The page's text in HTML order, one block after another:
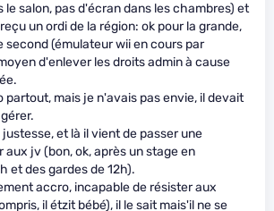
le salon, pas d'écran dans les chambres) et
un ordi de la région: ok pour la grande,
second (émulateur wii en cours par
d'enlever les droits admin à cause
partout, mais je n'avais pas envie, il devait
justesse, et là il vient de passer une
aux jv (bon, ok, après un stage en
et des gardes de 12h).
accro, incapable de résister aux
il étzit bébé), il le sait mais'il ne se